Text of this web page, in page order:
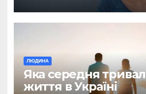
ЛЮДИНА
Яка середня
життя в Україні